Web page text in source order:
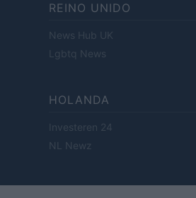
REINO UNIDO
News Hub UK
Lgbtq News
HOLANDA
Investeren 24
NL Newz